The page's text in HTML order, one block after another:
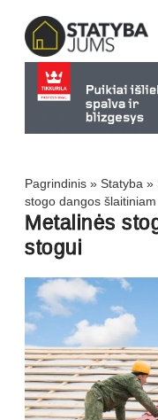
Pagrindinis » Statyba »
stogo dangos
Metalinės
stogui